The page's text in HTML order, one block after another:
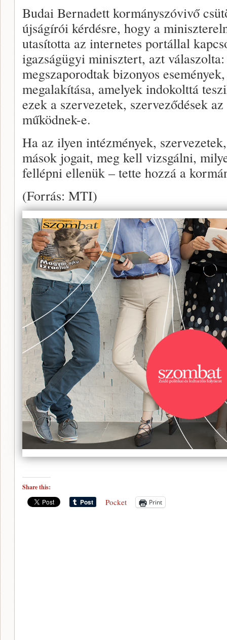
Budai Bernadett kormányszóvivő
újságírói kérdésre, hogy a
utasította az internetes portállal
igazságügyi minisztert, azt
megszaporodtak bizonyos
megalakítása, amelyek indokolttá
ezek a szervezetek, szerveződések
működnek-e.
Ha az ilyen intézmények,
mások jogait, meg kell vizsgálni,
fellépni ellenük – tette hozzá a
(Forrás: MTI)
Share this:
Pocket Print